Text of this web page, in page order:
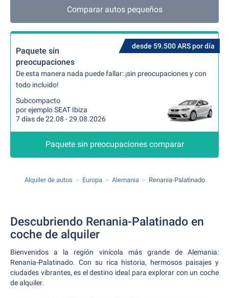
Comparar autos pequeños
desde 59.500 ARS por día
Paquete sin
preocupaciones
De esta manera nada puede fallar: ¡sin preocupaciones y con
todo incluido!
Subcompacto
por ejemplo SEAT Ibiza
7 días de 22.08 - 29.08.2026
Paquete sin preocupaciones comparar
Alquiler de autos Europa Alemania Renania-Palatinado
Descubriendo Renania-Palatinado en
coche de alquiler
Bienvenidos a la región vinícola más grande de Alemania:
Renania-Palatinado. Con su rica historia, hermosos paisajes y
ciudades vibrantes, es el destino ideal para explorar con un coche
de alquiler.